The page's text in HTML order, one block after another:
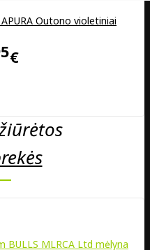
Outono violetiniai
€